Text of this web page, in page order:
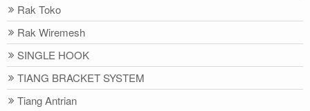
Rak Toko
Rak Wiremesh
SINGLE HOOK
TIANG BRACKET SYSTEM
Tiang Antrian